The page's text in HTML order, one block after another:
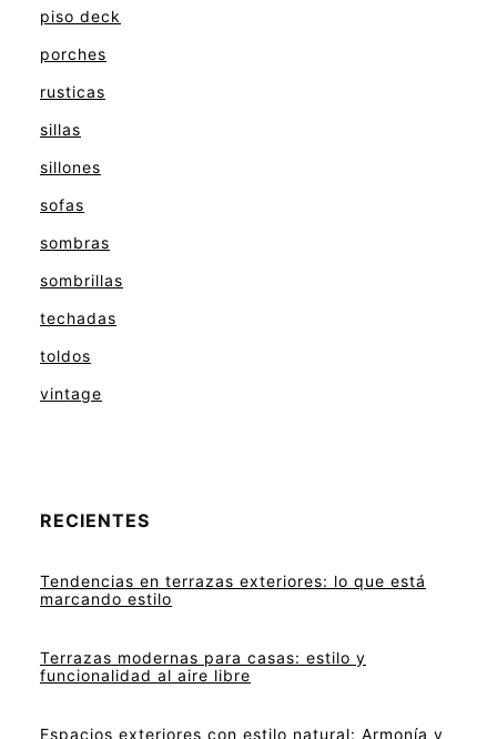
piso deck
porches
rusticas
sillas
sillones
sofas
sombras
sombrillas
techadas
toldos
vintage
RECIENTES
Tendencias en terrazas exteriores: lo que está
marcando estilo
Terrazas modernas para casas: estilo y
funcionalidad al aire libre
Espacios exteriores con estilo natural: Armonía y